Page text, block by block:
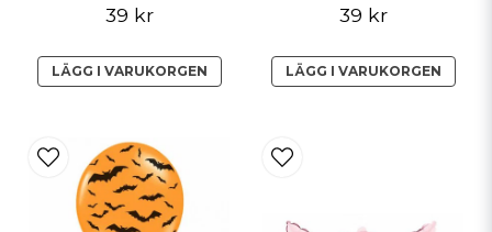
39 kr
LÄGG I VARUKORGEN
39 kr
LÄGG I VARUKORGEN